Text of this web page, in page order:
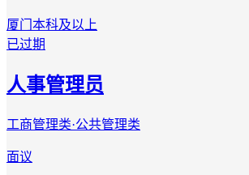
厦门 本科及以上
已过期
人事管理员
工商管理类·公共管理类
面议